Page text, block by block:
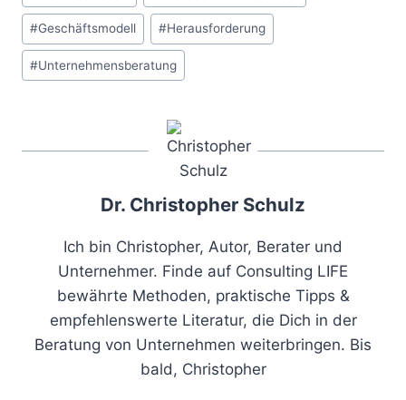
#Geschäftsmodell #Herausforderung
#Unternehmensberatung
Dr. Christopher Schulz
Ich bin Christopher, Autor, Berater und
Unternehmer. Finde auf Consulting LIFE
bewährte Methoden, praktische Tipps &
empfehlenswerte Literatur, die Dich in der
Beratung von Unternehmen weiterbringen. Bis
bald, Christopher